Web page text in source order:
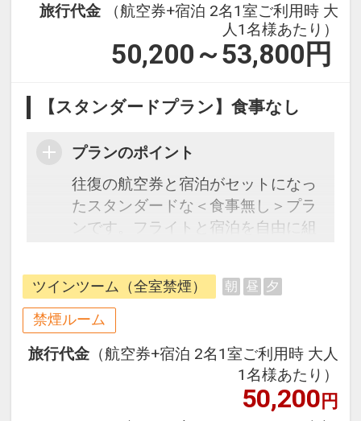
旅行代金
（航空券+宿泊 2名1室ご利用時 大
人1名様あたり）
50,200～53,800 円
【スタンダードプラン】食事なし
プランのポイント
往復の航空券と宿泊がセットになっ
たスタンダードな＜食事無し＞プラ
ンです。フライトと宿泊を自由に組
ージだから、一都市滞在はもちろん
周遊旅行にも最適！
旅行期間中の1泊だけの宿泊や延
泊・飛び泊なども自由自在です。
フライトは、安心のJAL（または
JALグループ）確約！フライトマイ
ツインツーム（全室禁煙） 朝 昼 夕
禁煙ルーム
旅行代金 （航空券+宿泊 2名1室ご利用時 大人
1名様あたり）
50,200円